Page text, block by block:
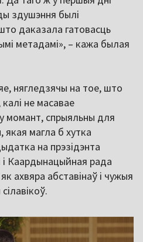
здушэння былі
даказала гатовасць
метадамі», – кажа былая
нягледзячы на тое, што
не масавае
момант, спрыяльны для
якая магла б хутка
на прэзідэнта
і Каардынацыйная рада
ахвяра абставінаў і чужыя